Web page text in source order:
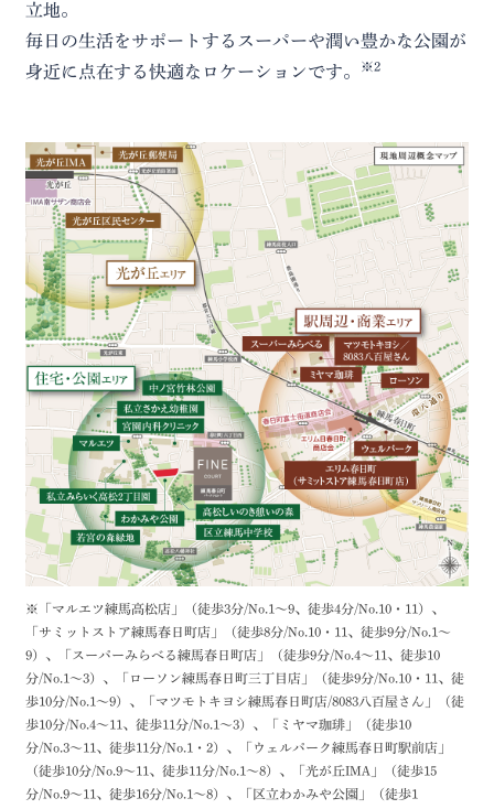
立地。
毎日の生活をサポートするスーパーや潤い豊かな公園が
身近に点在する快適なロケーションです。
※2
※「マルエツ練馬高松店」（徒歩3分/No.1〜9、徒歩4分/No.10・11）、
「サミットストア練馬春日町店」（徒歩8分/No.10・11、徒歩9分/No.1〜
9）、「スーパーみらべる練馬春日町店」（徒歩9分/No.4〜11、徒歩10
分/No.1〜3）、「ローソン練馬春日町三丁目店」（徒歩9分/No.10・11、徒
歩10分/No.1〜9）、「マツモトキヨシ練馬春日町店/8083八百屋さん」（徒
歩10分/No.4〜11、徒歩11分/No.1〜3）、「ミヤマ珈琲」（徒歩10
分/No.3〜11、徒歩11分/No.1・2）、「ウェルパーク練馬春日町駅前店」
（徒歩10分/No.9〜11、徒歩11分/No.1〜8）、「光が丘IMA」（徒歩15
分/No.9〜11、徒歩16分/No.1〜8）、「区立わかみや公園」（徒歩1